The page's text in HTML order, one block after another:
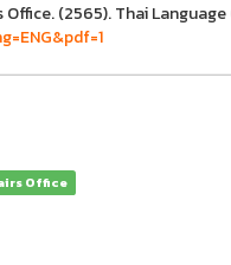
(2565). Thai
Office